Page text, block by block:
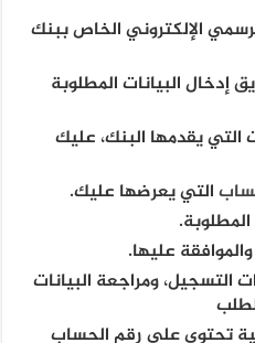
الإلكتروني الخاص ببنك
البيانات المطلوبة
يقدمها البنك، عليك
التي يعرضها عليك.
عليها.
التسجيل، ومراجعة البيانات
تحتوي على رقم الحساب